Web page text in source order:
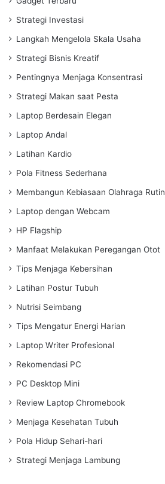
Strategi Investasi
Langkah Mengelola Skala Usaha
Strategi Bisnis Kreatif
Pentingnya Menjaga Konsentrasi
Strategi Makan saat Pesta
Laptop Berdesain Elegan
Laptop Andal
Latihan Kardio
Pola Fitness Sederhana
Membangun Kebiasaan Olahraga Rutin
Laptop dengan Webcam
HP Flagship
Manfaat Melakukan Peregangan Otot
Tips Menjaga Kebersihan
Latihan Postur Tubuh
Nutrisi Seimbang
Tips Mengatur Energi Harian
Laptop Writer Profesional
Rekomendasi PC
PC Desktop Mini
Review Laptop Chromebook
Menjaga Kesehatan Tubuh
Pola Hidup Sehari-hari
Strategi Menjaga Lambung